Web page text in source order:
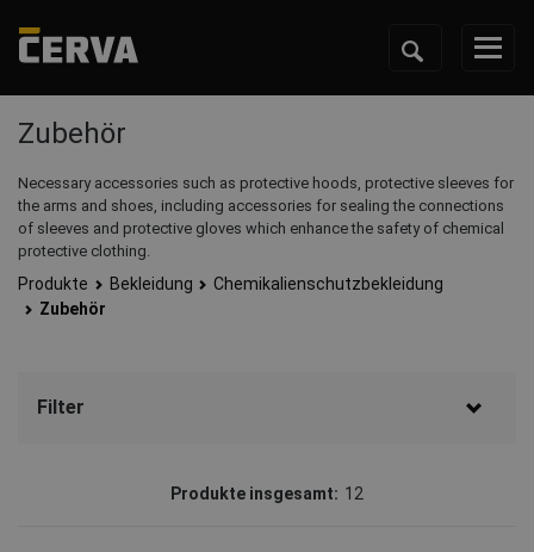
Zubehör
Necessary accessories such as protective hoods, protective sleeves for
the arms and shoes, including accessories for sealing the connections
of sleeves and protective gloves which enhance the safety of chemical
protective clothing.
Produkte Bekleidung
Chemikalienschutzbekleidung
Zubehör
Filter
Produkte insgesamt: 12